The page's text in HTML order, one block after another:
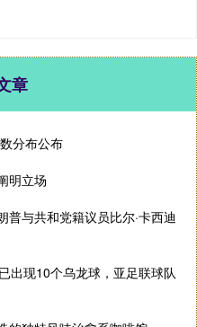
章
分布公布
明立场
与共和党籍议员比尔·卡西迪
出现10个乌龙球，亚足联球队